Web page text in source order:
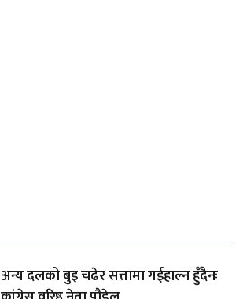
अन्य दलको बुइ चढेर सत्तामा गईहाल्न हुँदैनः